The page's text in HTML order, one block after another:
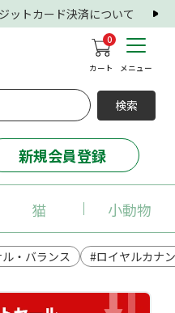
ットカード決済について
0
カート メニュー
検索
新規会員登録
猫 小動物
・バランス #ロイヤルカナン